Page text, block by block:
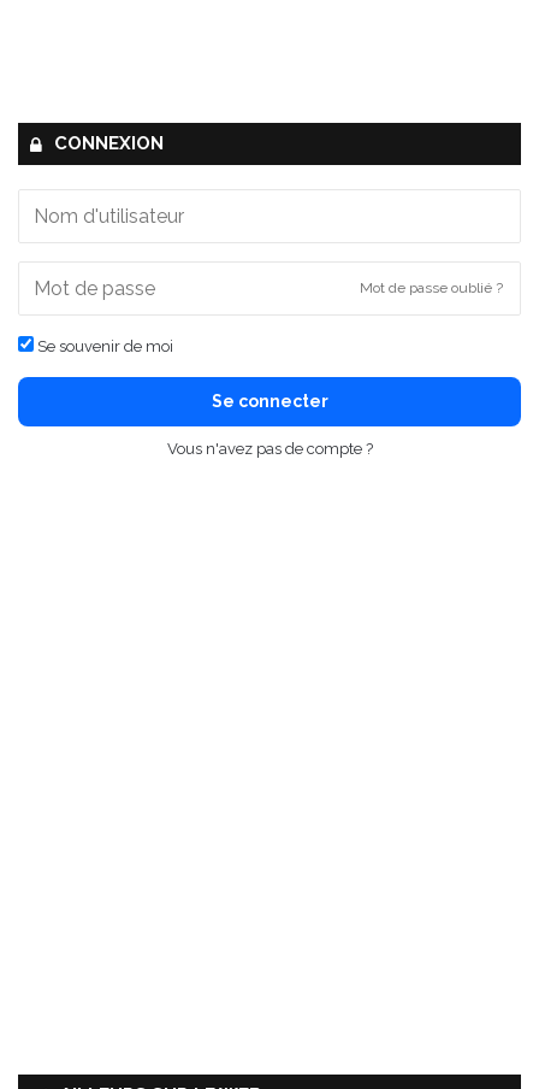
CONNEXION
Mot de passe oublié ?
Se souvenir de moi
Se connecter
Vous n'avez pas de compte ?